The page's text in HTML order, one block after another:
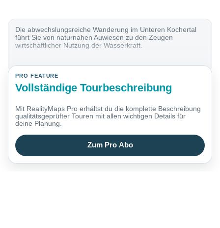
Die abwechslungsreiche Wanderung im Unteren Kochertal
führt Sie von naturnahen Auwiesen zu den Zeugen
wirtschaftlicher Nutzung der Wasserkraft.
PRO FEATURE
Vollständige Tourbeschreibung
Mit RealityMaps Pro erhältst du die komplette Beschreibung
qualitätsgeprüfter Touren mit allen wichtigen Details für
deine Planung.
Zum Pro Abo